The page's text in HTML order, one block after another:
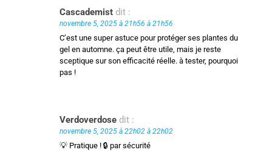
Cascademist dit :
novembre 5, 2025 à 21h56 à 21h56
C’est une super astuce pour protéger ses plantes du
gel en automne. ça peut être utile, mais je reste
sceptique sur son efficacité réelle. à tester, pourquoi
pas !
Verdoverdose dit :
novembre 5, 2025 à 22h02 à 22h02
💡 Pratique ! 🔒 par sécurité